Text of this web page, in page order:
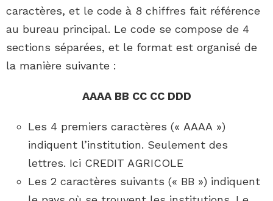
caractères, et le code à 8 chiffres fait référence
au bureau principal. Le code se compose de 4
sections séparées, et le format est organisé de
la manière suivante :
AAAA BB CC CC DDD
Les 4 premiers caractères (« AAAA »)
indiquent l’institution. Seulement des
lettres. Ici CREDIT AGRICOLE
Les 2 caractères suivants (« BB ») indiquent